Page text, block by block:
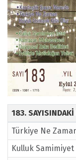
183. SAYISINDAKİ
Türkiye Ne
Kulluk